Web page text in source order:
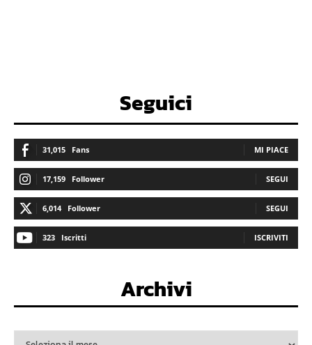
Seguici
31,015 Fans MI PIACE
17,159 Follower SEGUI
6,014 Follower SEGUI
323 Iscritti ISCRIVITI
Archivi